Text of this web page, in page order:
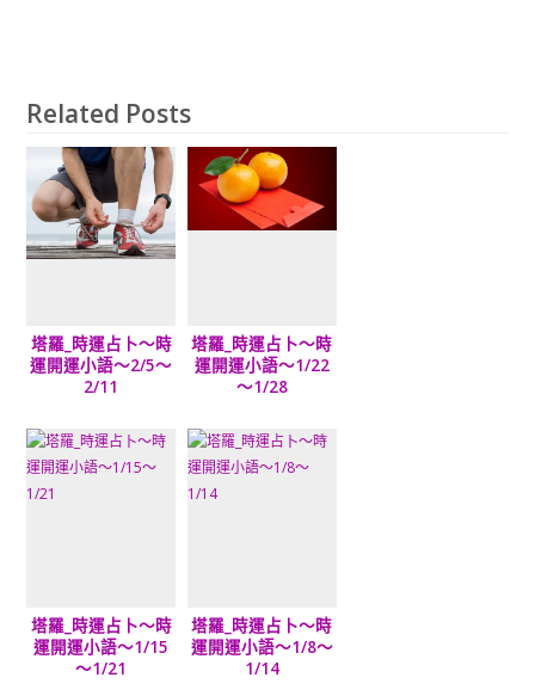
Related Posts
塔羅_時運占卜～時
運開運小語～2/5～
2/11
塔羅_時運占卜～時
運開運小語～1/22
～1/28
塔羅_時運占卜～時
運開運小語～1/15
～1/21
塔羅_時運占卜～時
運開運小語～1/8～
1/14